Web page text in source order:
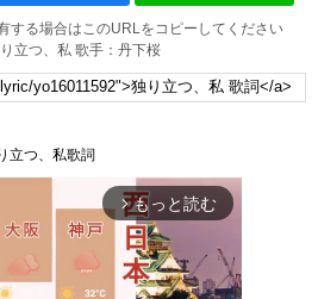
する場合はこのURLをコピーしてください
立つ、私 歌手：丹下桜
立つ、私歌詞
arrow_forward_ios もっと読む